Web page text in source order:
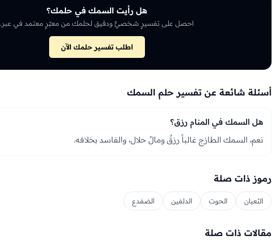
هل رأيت السمك في حلمك؟
احصل على تفسيرٍ شخصيٍّ ودقيق لحلمك من معبّرٍ معتمد في عبر.
اطلب تفسير حلمك الآن
أسئلة شائعة عن تفسير حلم السمك
هل السمك في المنام رزق؟
نعم، السمك الطازج غالباً رزقٌ ومالٌ حلال، والفاسد بخلافه.
رموز ذات صلة
الثعبان الحوت الدلفين الضفدع
مقالات ذات صلة